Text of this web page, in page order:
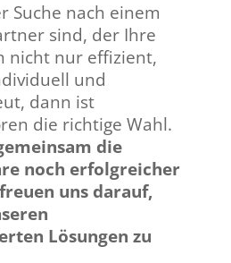
Suche nach einem
sind, der Ihre
nicht nur effizient,
und
dann ist
die richtige Wahl.
die
noch erfolgreicher
uns darauf,
Lösungen zu